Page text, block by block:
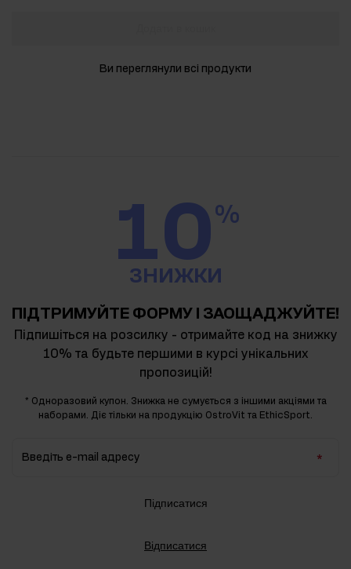
Ви переглянули всі продукти
10%
ЗНИЖКИ
ПІДТРИМУЙТЕ ФОРМУ І ЗАОЩАДЖУЙТЕ!
Підпишіться на розсилку - отримайте код на знижку
10% та будьте першими в курсі унікальних
пропозицій!
* Одноразовий купон. Знижка не сумується з іншими акціями та
наборами. Діє тільки на продукцію OstroVit та EthicSport.
Введіть e-mail адресу
Підписатися
Відписатися